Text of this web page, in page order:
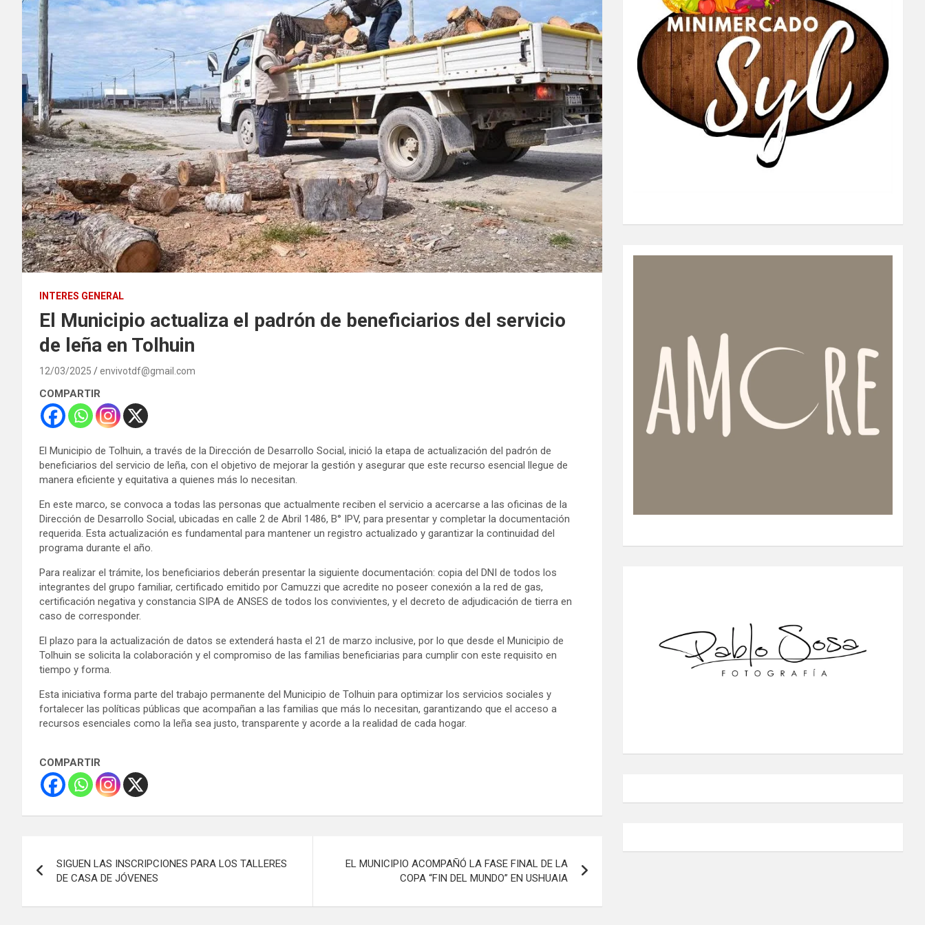
INTERES GENERAL
El Municipio actualiza el padrón de beneficiarios del servicio
de leña en Tolhuin
12/03/2025 envivotdf@gmail.com
COMPARTIR
El Municipio de Tolhuin, a través de la Dirección de Desarrollo Social, inició la etapa de actualización del padrón de
beneficiarios del servicio de leña, con el objetivo de mejorar la gestión y asegurar que este recurso esencial llegue de
manera eficiente y equitativa a quienes más lo necesitan.
En este marco, se convoca a todas las personas que actualmente reciben el servicio a acercarse a las oficinas de la
Dirección de Desarrollo Social, ubicadas en calle 2 de Abril 1486, B° IPV, para presentar y completar la documentación
requerida. Esta actualización es fundamental para mantener un registro actualizado y garantizar la continuidad del
programa durante el año.
Para realizar el trámite, los beneficiarios deberán presentar la siguiente documentación: copia del DNI de todos los
integrantes del grupo familiar, certificado emitido por Camuzzi que acredite no poseer conexión a la red de gas,
certificación negativa y constancia SIPA de ANSES de todos los convivientes, y el decreto de adjudicación de tierra en
caso de corresponder.
El plazo para la actualización de datos se extenderá hasta el 21 de marzo inclusive, por lo que desde el Municipio de
Tolhuin se solicita la colaboración y el compromiso de las familias beneficiarias para cumplir con este requisito en
tiempo y forma.
Esta iniciativa forma parte del trabajo permanente del Municipio de Tolhuin para optimizar los servicios sociales y
fortalecer las políticas públicas que acompañan a las familias que más lo necesitan, garantizando que el acceso a
recursos esenciales como la leña sea justo, transparente y acorde a la realidad de cada hogar.
COMPARTIR
de
entradas
SIGUEN LAS INSCRIPCIONES PARA LOS TALLERES
DE CASA DE JÓVENES
EL MUNICIPIO ACOMPAÑÓ LA FASE FINAL DE LA
COPA “FIN DEL MUNDO” EN USHUAIA